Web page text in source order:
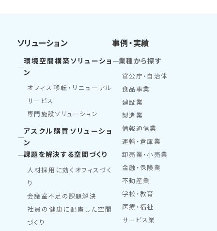
ソリューション
環境空間構築ソリューショ
ン
オフィス移転・リニューアル
サービス
専門施設ソリューション
アスクル購買ソリューショ
ン
課題を解決する空間づくり
人材採用に効くオフィスづく
り
会議室不足の課題解決
社員の健康に配慮した空間
づくり
事例・実績
業種から探す
官公庁・自治体
食品事業
建設業
製造業
情報通信業
運輸・倉庫業
卸売業・小売業
金融・保険業
不動産業
学校・教育
医療・福祉
サービス業